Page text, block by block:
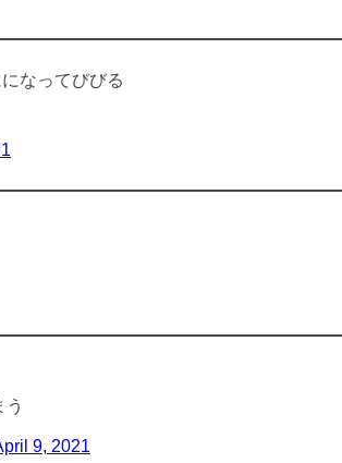
なってびびる
9, 2021